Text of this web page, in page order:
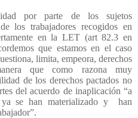
por parte de los sujetos
los trabajadores recogidos en
en la LET (art 82.3 en
que estamos en el caso
limita, empeora, derechos
que como razona muy
de los derechos pactados no
del acuerdo de inaplicación “a
se han materializado y
han